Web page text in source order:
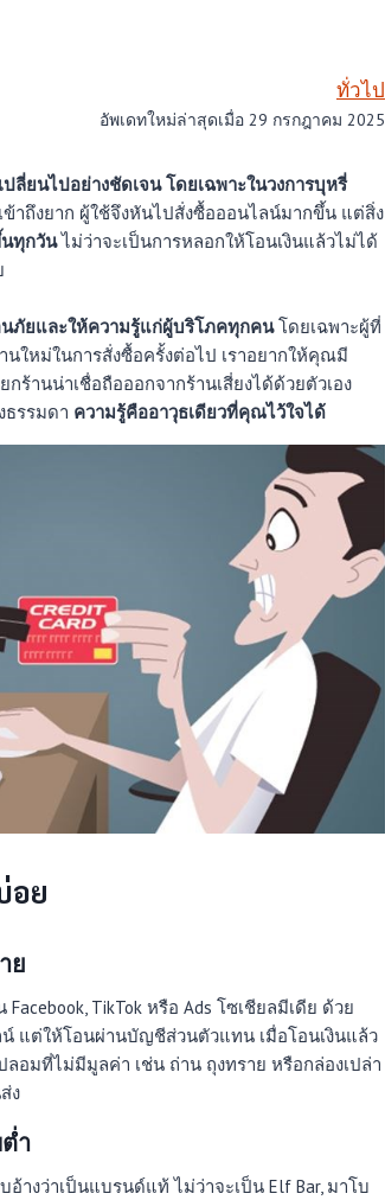
ทั่วไป
อัพเดทใหม่ล่าสุดเมื่อ 29 กรกฎาคม 2025
ยนไปอย่างชัดเจน โดยเฉพาะในวงการบุหรี่
าถึงยาก ผู้ใช้จึงหันไปสั่งซื้อออนไลน์มากขึ้น แต่สิ่ง
ทุกวันไม่ว่าจะเป็นการหลอกให้โอนเงินแล้วไม่ได้
นภัยและให้ความรู้แก่ผู้บริโภคทุกคนโดยเฉพาะผู้ที่
นใหม่ในการสั่งซื้อครั้งต่อไป เราอยากให้คุณมี
ร้านน่าเชื่อถือออกจากร้านเสี่ยงได้ด้วยตัวเอง
ธรรมดา ความรู้คืออาวุธเดียวที่คุณไว้ใจได้
อย
ย
TikTok หรือ Ads โซเชียลมีเดีย ด้วย
น์ แต่ให้โอนผ่านบัญชีส่วนตัวแทน เมื่อโอนเงินแล้ว
อมที่ไม่มีมูลค่า เช่น ถ่าน ถุงทราย หรือกล่องเปล่า
ง
ำ
งว่าเป็นแบรนด์แท้ ไม่ว่าจะเป็น Elf Bar, มาโบ